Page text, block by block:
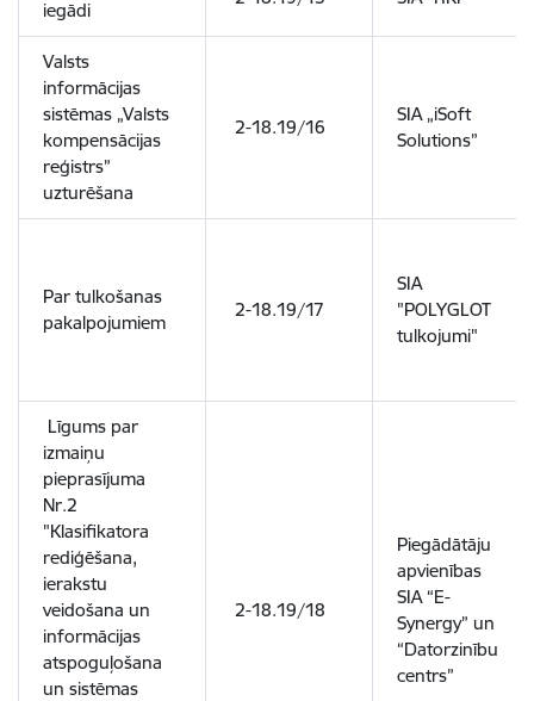
iegādi
Valsts
informācijas
sistēmas „Valsts
kompensācijas
reģistrs”
uzturēšana
2-18.19/16
SIA „iSoft
Solutions”
Par tulkošanas
pakalpojumiem
2-18.19/17
SIA
"POLYGLOT
tulkojumi"
Līgums par
izmaiņu
pieprasījuma
Nr.2
"Klasifikatora
rediģēšana,
ierakstu
veidošana un
informācijas
atspoguļošana
un sistēmas
2-18.19/18
Piegādātāju
apvienības
SIA “E-
Synergy” un
“Datorzinību
centrs”